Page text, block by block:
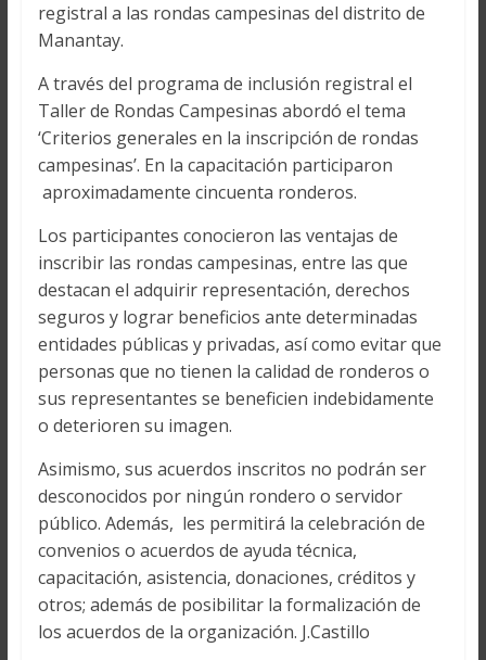
registral a las rondas campesinas del distrito de
Manantay.
A través del programa de inclusión registral el
Taller de Rondas Campesinas abordó el tema
‘Criterios generales en la inscripción de rondas
campesinas’. En la capacitación participaron
aproximadamente cincuenta ronderos.
Los participantes conocieron las ventajas de
inscribir las rondas campesinas, entre las que
destacan el adquirir representación, derechos
seguros y lograr beneficios ante determinadas
entidades públicas y privadas, así como evitar que
personas que no tienen la calidad de ronderos o
sus representantes se beneficien indebidamente
o deterioren su imagen.
Asimismo, sus acuerdos inscritos no podrán ser
desconocidos por ningún rondero o servidor
público. Además, les permitirá la celebración de
convenios o acuerdos de ayuda técnica,
capacitación, asistencia, donaciones, créditos y
otros; además de posibilitar la formalización de
los acuerdos de la organización. J.Castillo